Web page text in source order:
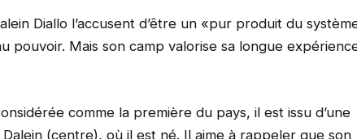
Diallo l’accusent d’être un «pur produit du
pouvoir. Mais son camp valorise sa longue
comme la première du pays, il est issu d’une
Dalein (centre), où il est né. Il aime à rappeler que son